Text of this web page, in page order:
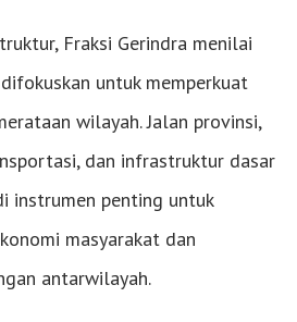
Fraksi Gerindra menilai
untuk memperkuat
wilayah. Jalan provinsi,
dan infrastruktur dasar
instrumen penting untuk
masyarakat dan
antarwilayah.